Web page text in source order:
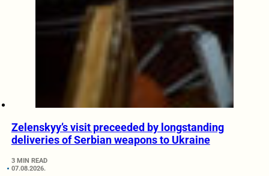
Zelenskyy’s visit preceeded by longstanding
deliveries of Serbian weapons to Ukraine
3 MIN READ
07.08.2026.